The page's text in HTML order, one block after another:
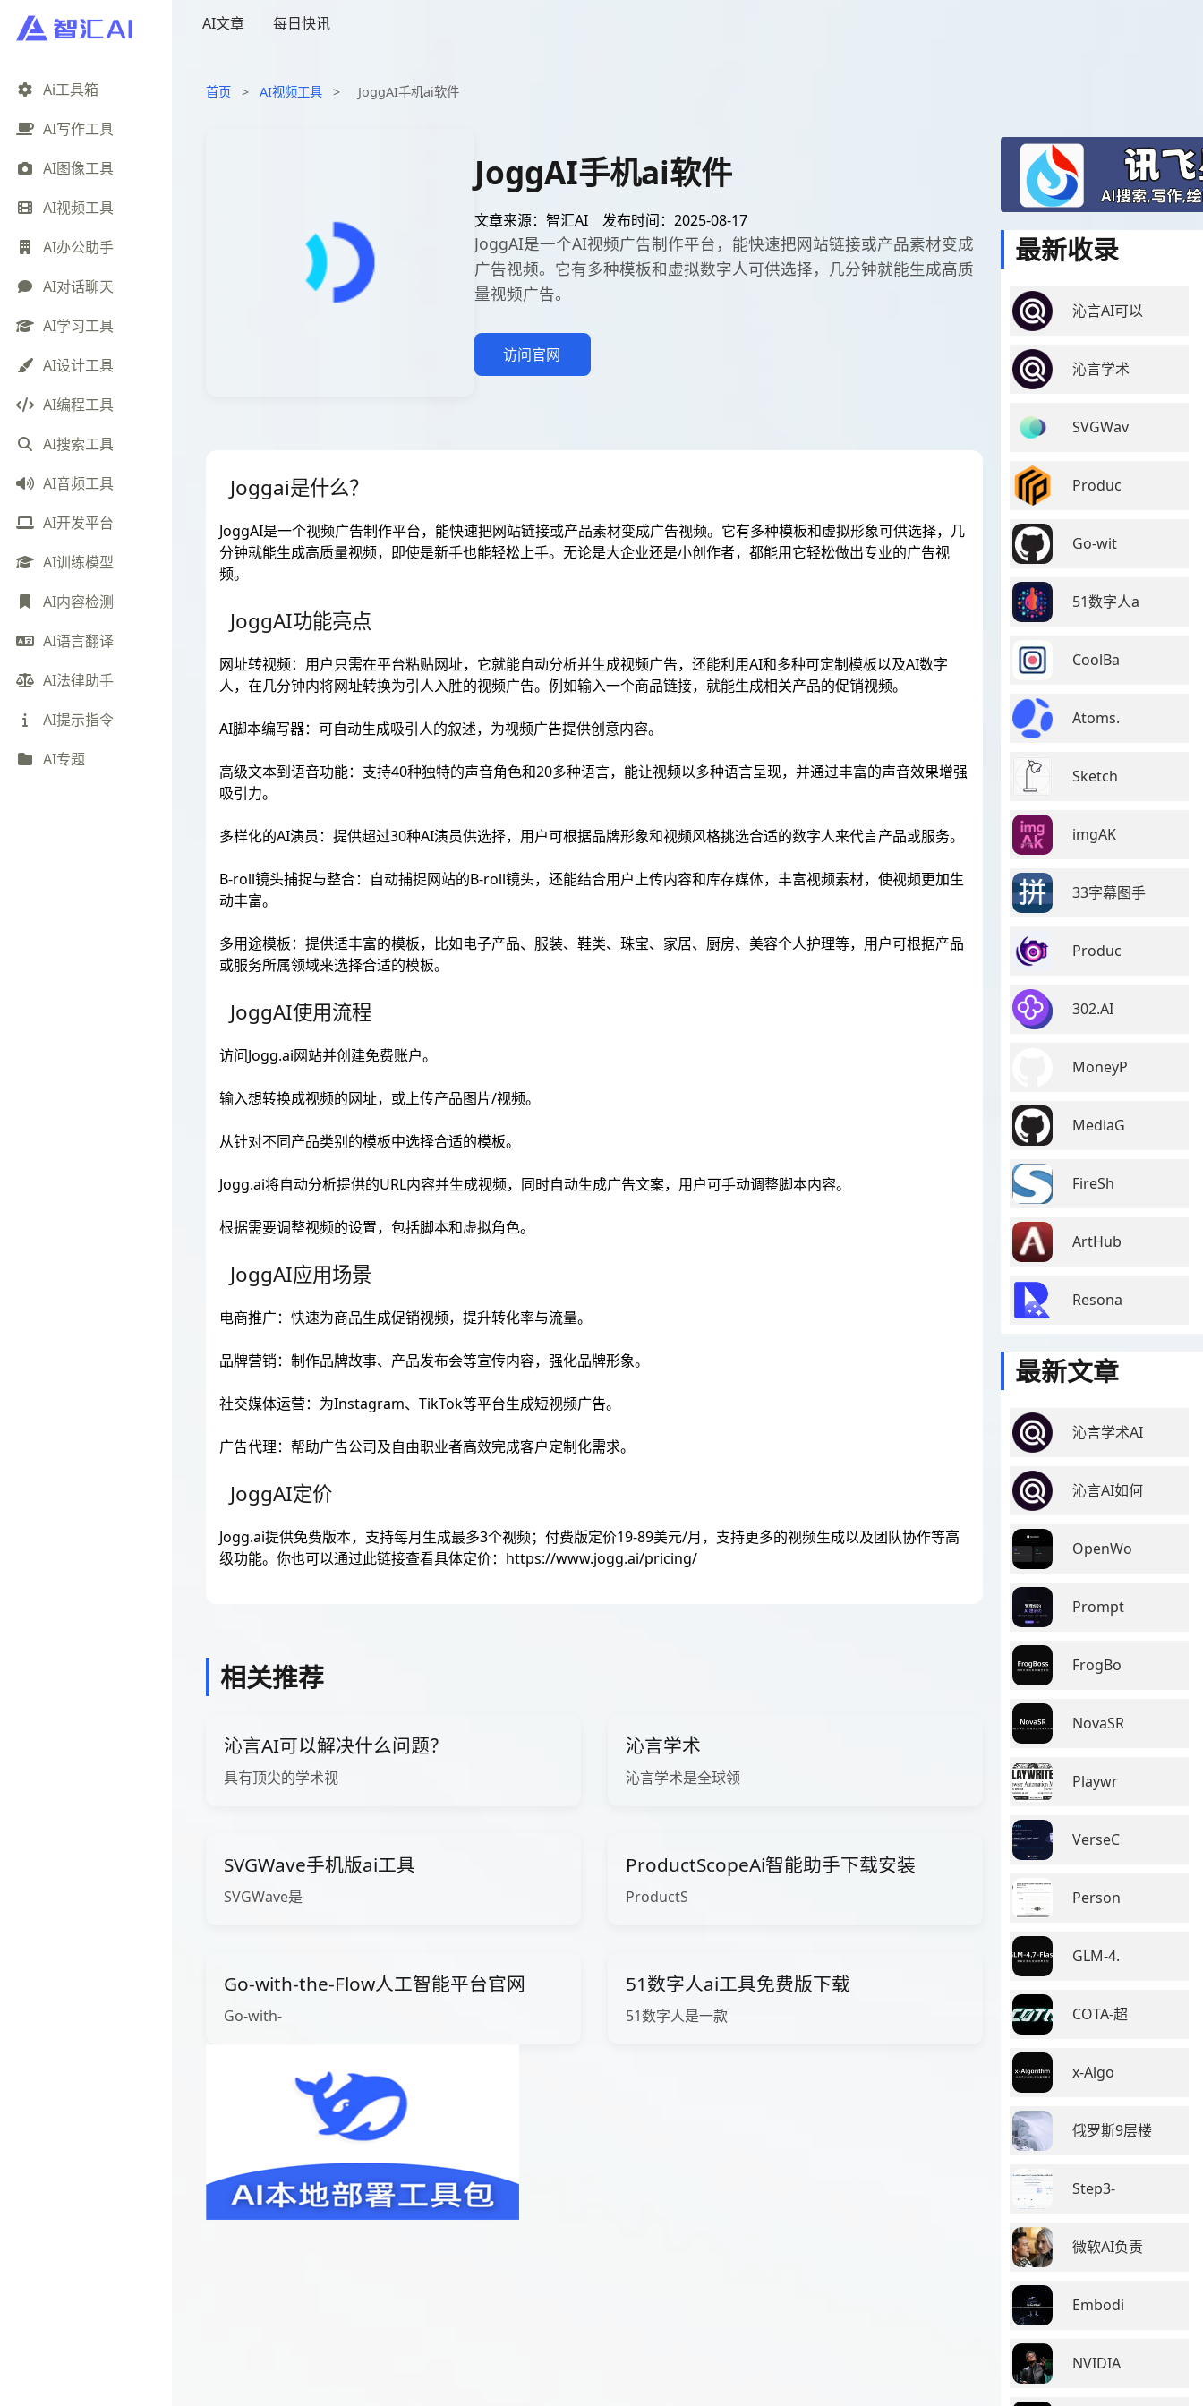
Ai工具箱
AI写作工具
AI图像工具
AI视频工具
AI办公助手
AI对话聊天
AI学习工具
AI设计工具
AI编程工具
AI搜索工具
AI音频工具
AI开发平台
AI训练模型
AI内容检测
AI语言翻译
AI法律助手
AI提示指令
AI专题
AI文章 每日快讯
首页 > AI视频工具 > JoggAI手机ai软件
JoggAI手机ai软件
文章来源：智汇AI 发布时间：2025-08-17
JoggAI是一个AI视频广告制作平台，能快速把网站链接或产品素材变成
广告视频。它有多种模板和虚拟数字人可供选择，几分钟就能生成高质
量视频广告。
访问官网
Joggai是什么？
JoggAI是一个视频广告制作平台，能快速把网站链接或产品素材变成广告视频。它有多种模板和虚拟形象可供选择，几
分钟就能生成高质量视频，即使是新手也能轻松上手。无论是大企业还是小创作者，都能用它轻松做出专业的广告视
频。
JoggAI功能亮点
网址转视频：用户只需在平台粘贴网址，它就能自动分析并生成视频广告，还能利用AI和多种可定制模板以及AI数字
人，在几分钟内将网址转换为引人入胜的视频广告。例如输入一个商品链接，就能生成相关产品的促销视频。
AI脚本编写器：可自动生成吸引人的叙述，为视频广告提供创意内容。
高级文本到语音功能：支持40种独特的声音角色和20多种语言，能让视频以多种语言呈现，并通过丰富的声音效果增强
吸引力。
多样化的AI演员：提供超过30种AI演员供选择，用户可根据品牌形象和视频风格挑选合适的数字人来代言产品或服务。
B-roll镜头捕捉与整合：自动捕捉网站的B-roll镜头，还能结合用户上传内容和库存媒体，丰富视频素材，使视频更加生
动丰富。
多用途模板：提供适丰富的模板，比如电子产品、服装、鞋类、珠宝、家居、厨房、美容个人护理等，用户可根据产品
或服务所属领域来选择合适的模板。
JoggAI使用流程
访问Jogg.ai网站并创建免费账户。
输入想转换成视频的网址，或上传产品图片/视频。
从针对不同产品类别的模板中选择合适的模板。
Jogg.ai将自动分析提供的URL内容并生成视频，同时自动生成广告文案，用户可手动调整脚本内容。
根据需要调整视频的设置，包括脚本和虚拟角色。
JoggAI应用场景
电商推广：快速为商品生成促销视频，提升转化率与流量。
品牌营销：制作品牌故事、产品发布会等宣传内容，强化品牌形象。
社交媒体运营：为Instagram、TikTok等平台生成短视频广告。
广告代理：帮助广告公司及自由职业者高效完成客户定制化需求。
JoggAI定价
Jogg.ai提供免费版本，支持每月生成最多3个视频；付费版定价19-89美元/月，支持更多的视频生成以及团队协作等高
级功能。你也可以通过此链接查看具体定价：https://www.jogg.ai/pricing/
相关推荐
沁言AI可以解决什么问题？
具有顶尖的学术视
沁言学术
沁言学术是全球领
SVGWave手机版ai工具
SVGWave是
ProductScopeAi智能助手下载安装
ProductS
Go-with-the-Flow人工智能平台官网
Go-with-
51数字人ai工具免费版下载
51数字人是一款
最新收录
沁言AI可以
沁言学术
SVGWav
Produc
Go-wit
51数字人a
CoolBa
Atoms.
Sketch
imgAK
33字幕图手
Produc
302.AI
MoneyP
MediaG
FireSh
ArtHub
Resona
最新文章
沁言学术AI
沁言AI如何
OpenWo
Prompt
FrogBo
NovaSR
Playwr
VerseC
Person
GLM-4.
COTA-超
x-Algo
俄罗斯9层楼
Step3-
微软AI负责
Embodi
NVIDIA